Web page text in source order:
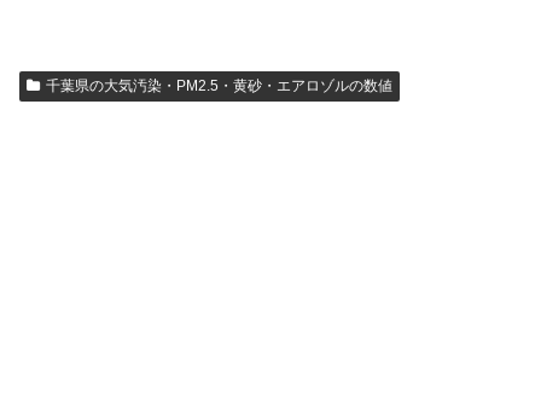
千葉県の大気汚染・PM2.5・黄砂・エアロゾルの数値